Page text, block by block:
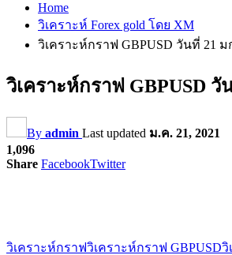
Home
วิเคราะห์ Forex gold โดย XM
วิเคราะห์กราฟ GBPUSD วันที่ 21
วิเคราะห์กราฟ GBPUSD
By admin Last updated ม.ค. 21, 2021
1,096
Share FacebookTwitter
วิเคราะห์กราฟวิเคราะห์กราฟ GBPUSDวิ